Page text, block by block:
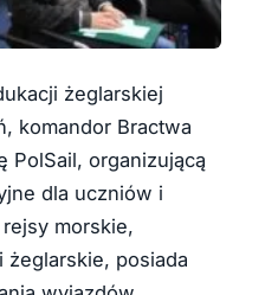
żeglarskiej
komandor Bractwa
PolSail, organizującą
dla uczniów i
morskie,
posiada